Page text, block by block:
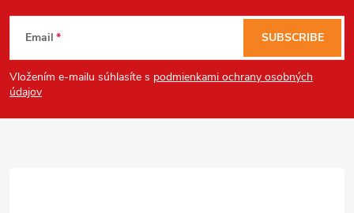
F
o
o
Email
Vložením e-mailu súhlasíte s podmienkami ochrany osobných
údajov
SUBSCRIBE